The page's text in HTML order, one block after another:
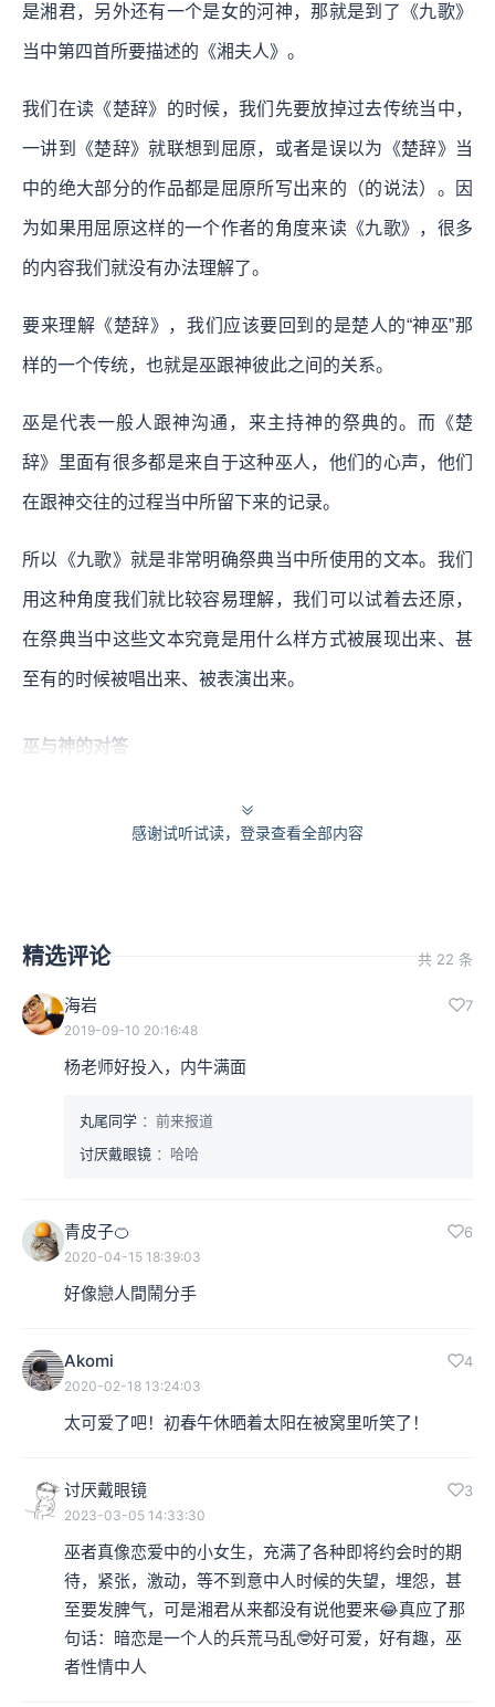
是湘君，另外还有一个是女的河神，那就是到了《九歌》
当中第四首所要描述的《湘夫人》。
我们在读《楚辞》的时候，我们先要放掉过去传统当中，
一讲到《楚辞》就联想到屈原，或者是误以为《楚辞》当
中的绝大部分的作品都是屈原所写出来的（的说法）。因
为如果用屈原这样的一个作者的角度来读《九歌》，很多
的内容我们就没有办法理解了。
要来理解《楚辞》，我们应该要回到的是楚人的“神巫”那
样的一个传统，也就是巫跟神彼此之间的关系。
巫是代表一般人跟神沟通，来主持神的祭典的。而《楚
辞》里面有很多都是来自于这种巫人，他们的心声，他们
在跟神交往的过程当中所留下来的记录。
所以《九歌》就是非常明确祭典当中所使用的文本。我们
用这种角度我们就比较容易理解，我们可以试着去还原，
在祭典当中这些文本究竟是用什么样方式被展现出来、甚
至有的时候被唱出来、被表演出来。
巫与神的对答
祭典当中会有不同的段落，而且会有不同的角色。比如说
《湘君》这一首传统上就把它当作从头到尾都是这个巫所
蕙绸”。
这是非常清楚在描述飞行的经验，好像一下飞到天上去。
这个飞行的经验，如果是由神巫唱出来的话就有点怪。
感谢试听试读，登录查看全部内容
精选评论 共 22 条
海岩 7
2019-09-10 20:16:48
杨老师好投入，内牛满面
丸尾同学 ：前来报道
讨厌戴眼镜 ：哈哈
青皮子🍊 6
2020-04-15 18:39:03
好像戀人間鬧分手
Akomi 4
2020-02-18 13:24:03
太可爱了吧！初春午休晒着太阳在被窝里听笑了！
讨厌戴眼镜 3
2023-03-05 14:33:30
巫者真像恋爱中的小女生，充满了各种即将约会时的期
待，紧张，激动，等不到意中人时候的失望，埋怨，甚
至要发脾气，可是湘君从来都没有说他要来😂真应了那
句话：暗恋是一个人的兵荒马乱🤓好可爱，好有趣，巫
者性情中人